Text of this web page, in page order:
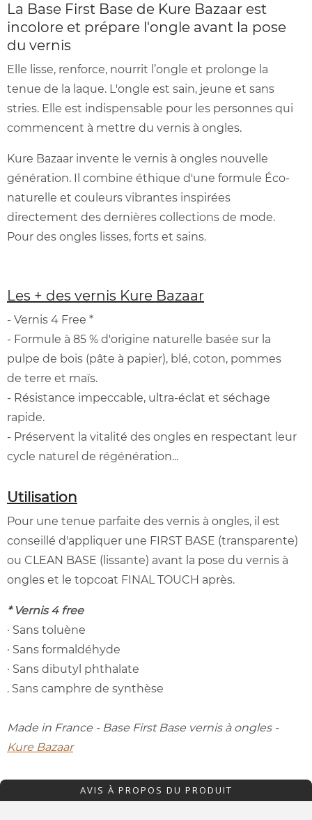
La Base First Base de Kure Bazaar est
incolore et prépare l'ongle avant la pose
du vernis
Elle lisse, renforce, nourrit l’ongle et prolonge la
tenue de la laque. L'ongle est sain, jeune et sans
stries. Elle est indispensable pour les personnes qui
commencent à mettre du vernis à ongles.
Kure Bazaar invente le vernis à ongles nouvelle
génération. Il combine éthique d'une formule Éco-
naturelle et couleurs vibrantes inspirées
directement des dernières collections de mode.
Pour des ongles lisses, forts et sains.
Les + des vernis Kure Bazaar
- Vernis 4 Free *
- Formule à 85 % d'origine naturelle basée sur la
pulpe de bois (pâte à papier), blé, coton, pommes
de terre et maïs.
- Résistance impeccable, ultra-éclat et séchage
rapide.
- Préservent la vitalité des ongles en respectant leur
cycle naturel de régénération...
Utilisation
Pour une tenue parfaite des vernis à ongles, il est
conseillé d'appliquer une FIRST BASE (transparente)
ou CLEAN BASE (lissante) avant la pose du vernis à
ongles et le topcoat FINAL TOUCH après.
* Vernis 4 free
· Sans toluène
· Sans formaldéhyde
· Sans dibutyl phthalate
. Sans camphre de synthèse
Made in France - Base First Base vernis à ongles -
Kure Bazaar
AVIS À PROPOS DU PRODUIT